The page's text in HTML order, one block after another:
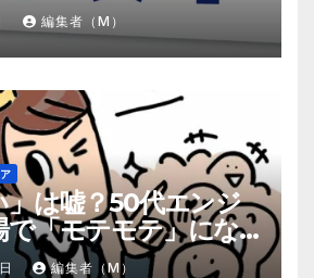
編集者（M）
」は嘘？50代エンジ
で「モテモテ」にな
の強み
編集者（M）